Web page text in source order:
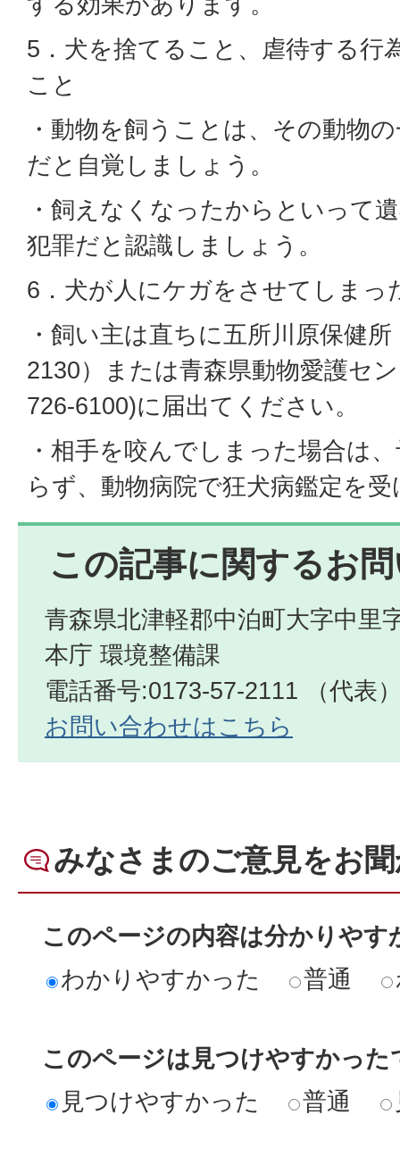
5．犬を捨てること、虐待する行
こと
・動物を飼うことは、その動物
だと自覚しましょう。
・飼えなくなったからといって
犯罪だと認識しましょう。
6．犬が人にケガをさせてしまっ
・飼い主は直ちに五所川原保健
2130）または青森県動物愛護セ
726-6100)に届出てください。
・相手を咬んでしまった場合は
らず、動物病院で狂犬病鑑定を
この記事に関するお
青森県北津軽郡中泊町大字中里
本庁 環境整備課
電話番号:0173-57-2111 （代表
お問い合わせはこちら
みなさまのご意見をお
このページの内容は分かりやす
わかりやすかった
普通
このページは見つけやすかった
見つけやすかった
普通